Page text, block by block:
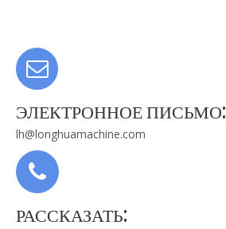
ЭЛЕКТРОННОЕ ПИСЬМО:
lh@longhuamachine.com
РАССКАЗАТЬ: